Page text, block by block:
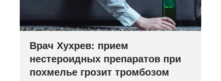
Врач Хухрев: прием
нестероидных препаратов при
похмелье грозит тромбозом